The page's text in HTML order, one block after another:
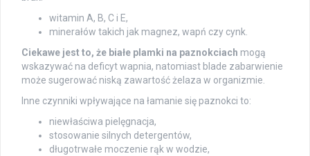
witamin A, B, C i E,
minerałów takich jak magnez, wapń czy cynk.
Ciekawe jest to, że białe plamki na paznokciach mogą
wskazywać na deficyt wapnia, natomiast blade zabarwienie
może sugerować niską zawartość żelaza w organizmie.
Inne czynniki wpływające na łamanie się paznokci to:
niewłaściwa pielęgnacja,
stosowanie silnych detergentów,
długotrwałe moczenie rąk w wodzie,